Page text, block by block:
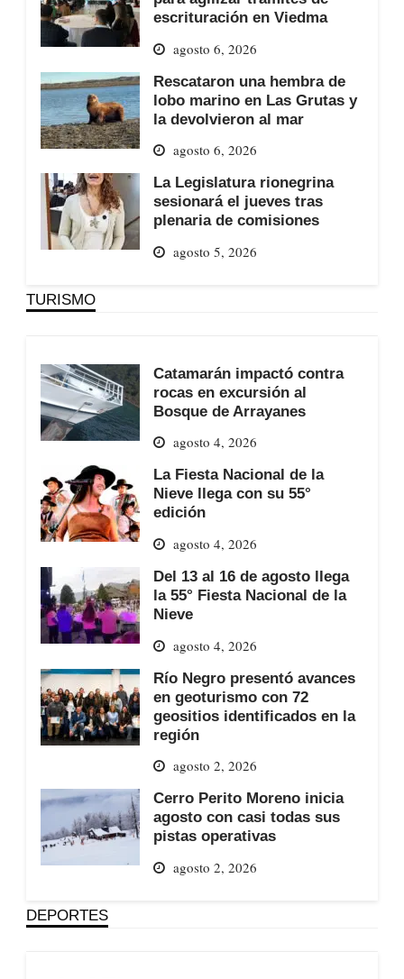
escrituración en Viedma
agosto 6, 2026
Rescataron una hembra de
lobo marino en Las Grutas y
la devolvieron al mar
agosto 6, 2026
La Legislatura rionegrina
sesionará el jueves tras
plenaria de comisiones
agosto 5, 2026
TURISMO
Catamarán impactó contra
rocas en excursión al
Bosque de Arrayanes
agosto 4, 2026
La Fiesta Nacional de la
Nieve llega con su 55°
edición
agosto 4, 2026
Del 13 al 16 de agosto llega
la 55° Fiesta Nacional de la
Nieve
agosto 4, 2026
Río Negro presentó avances
en geoturismo con 72
geositios identificados en la
región
agosto 2, 2026
Cerro Perito Moreno inicia
agosto con casi todas sus
pistas operativas
agosto 2, 2026
DEPORTES